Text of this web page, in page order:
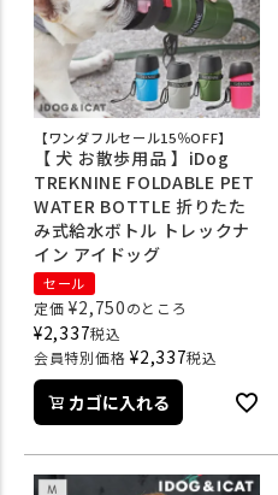
【ワンダフルセール15％OFF】
【 犬 お散歩用品 】iDog
TREKNINE FOLDABLE PET
WATER BOTTLE 折りたた
み式給水ボトル トレックナ
イン アイドッグ
セール
定価 ¥2,750のところ
¥2,337税込
会員特別価格 ¥2,337税込
カゴに入れる